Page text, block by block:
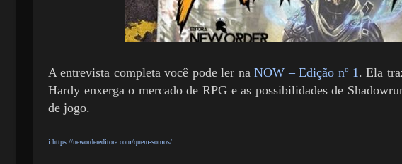
A entrevista completa você pode ler naNOW – Edição nº 1. Ela
Hardy enxerga o mercado de RPG e as possibilidades de
de jogo.
i https://newordereditora.com/quem-somos/